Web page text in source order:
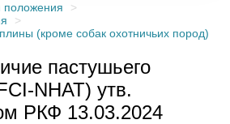
положения
(кроме собак охотничьих пород)
пастушьего
NHAT) утв.
РКФ 13.03.2024